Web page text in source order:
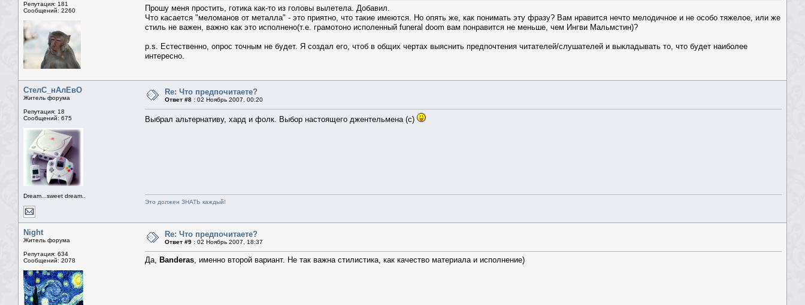
Репутация: 181
Сообщений: 2260
Прошу меня простить, готика как-то из головы вылетела. Добавил.
Что касается "меломанов от металла" - это приятно, что такие имеются. Но опять же, как понимать эту фразу? Вам нравится нечто мелодичное и не особо тяжелое, или же
стиль не важен, важно как это исполнено(т.е. грамотоно исполенный funeral doom вам понравится не меньше, чем Ингви Мальмстин)?
p.s. Естественно, опрос точным не будет. Я создал его, чтоб в общих чертах выяснить предпочтения читателей/слушателей и выкладывать то, что будет наиболее
интересно.
СтелС_нАлЕвО
Житель форума
Репутация: 18
Сообщений: 675
Dream...sweet dream..
Re: Что предпочитаете?
Ответ #8 : 02 Ноябрь 2007, 00:20
Выбрал альтернативу, хард и фолк. Выбор настоящего джентельмена (с)
Это должен ЗНАТЬ каждый!
Night
Житель форума
Репутация: 634
Сообщений: 2078
Re: Что предпочитаете?
Ответ #9 : 02 Ноябрь 2007, 18:37
Да, Banderas, именно второй вариант. Не так важна стилистика, как качество материала и исполнение)